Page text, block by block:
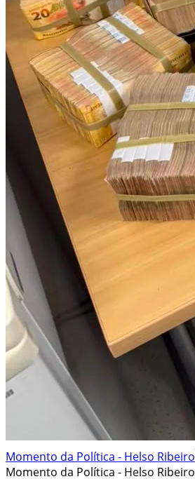
Momento da Política - Helso Ribeiro
Momento da Política - Helso Ribeiro